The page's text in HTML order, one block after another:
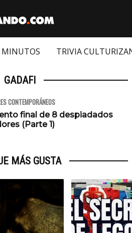
TRIVIA
GADAFI
CONTEMPORÁNEOS
final de 8 despiadados
(Parte 1)
MÁS GUSTA